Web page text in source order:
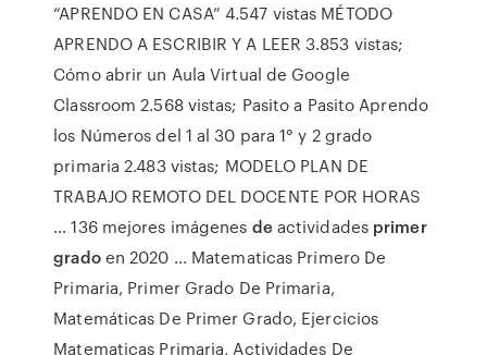
“APRENDO EN CASA” 4.547 vistas MÉTODO
APRENDO A ESCRIBIR Y A LEER 3.853 vistas;
Cómo abrir un Aula Virtual de Google
Classroom 2.568 vistas; Pasito a Pasito Aprendo
los Números del 1 al 30 para 1° y 2 grado
primaria 2.483 vistas; MODELO PLAN DE
TRABAJO REMOTO DEL DOCENTE POR HORAS
… 136 mejores imágenes deactividades primer
gradoen 2020 ... Matematicas Primero De
Primaria, Primer Grado De Primaria,
Matemáticas De Primer Grado, Ejercicios
Matematicas Primaria, Actividades De